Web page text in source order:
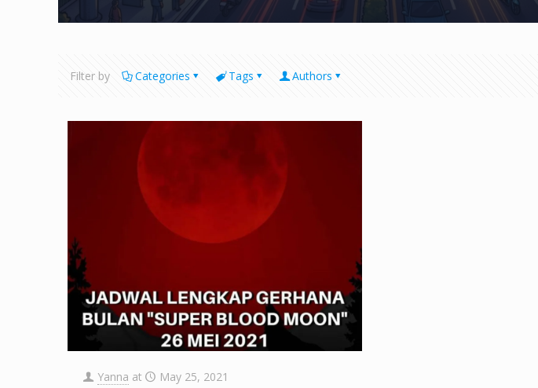
Filter by Categories Tags Authors
Yanna at May 25, 2021